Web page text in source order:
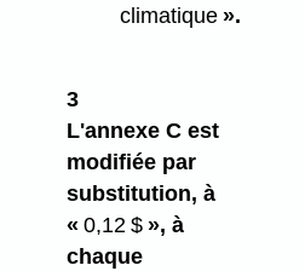
climatique ».
3
L'annexe C est
modifiée par
substitution, à
«0,12 $ », à
chaque